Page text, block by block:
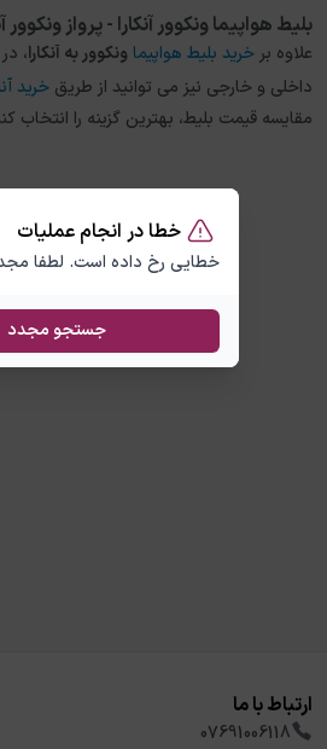
خطا در انجام عملیات
خطایی رخ داده است. لطفا
جستجو مجدد
بلیط هواپیما ونکوور آنکارا - پرواز ونکوور
علاوه بر خرید بلیط هواپیما ونکووربه آنکارا
داخلی و خارجی نیز می توانید از طریق خرید
مقایسه قیمت بلیط، بهترین گزینه را انتخاب
ارتباط با ما
07691006118